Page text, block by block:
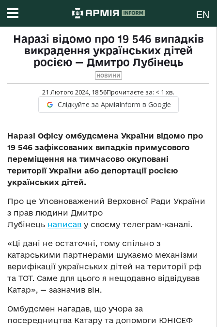
EN
Наразі відомо про 19 546 випадків
викрадення українських дітей
росією — Дмитро Лубінець
НОВИНИ
21 Лютого 2024, 18:56Прочитаєте за: < 1 хв.
Слідкуйте за АрміяInform в Google
Наразі Офісу омбудсмена України відомо про
19 546 зафіксованих випадків примусового
переміщення на тимчасово окуповані
території України або депортації росією
українських дітей.
Про це Уповноважений Верховної Ради України
з прав людини Дмитро
Лубінець написав у своєму телеграм-каналі.
«Ці дані не остаточні, тому спільно з
катарськими партнерами шукаємо механізми
верифікації українських дітей на території рф
та ТОТ. Саме для цього я нещодавно відвідував
Катар», — зазначив він.
Омбудсмен нагадав, що учора за
посередництва Катару та допомоги ЮНІСЕФ